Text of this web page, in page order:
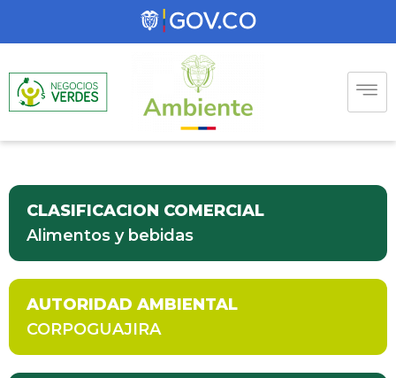
CLASIFICACION COMERCIAL
Alimentos y bebidas
AUTORIDAD AMBIENTAL
CORPOGUAJIRA